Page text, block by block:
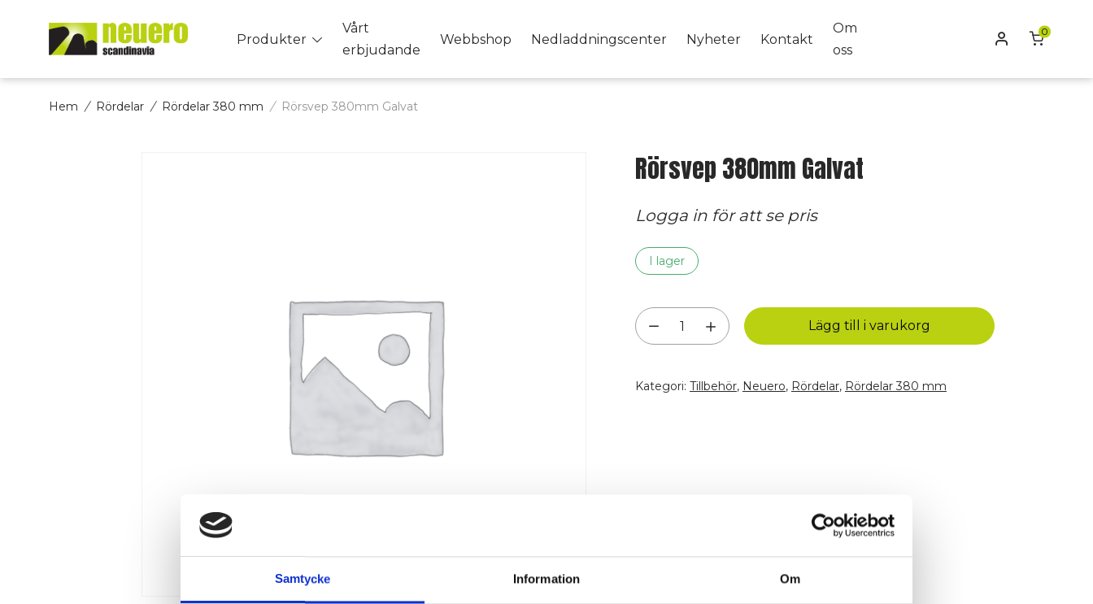
Samtycke Information Om
content
Produkter
Toggle
menu
Vårt
erbjudande
Webbshop Nedladdningscenter Nyheter Kontakt
Om
oss
Mitt konto
0
Hem / Rördelar / Rördelar 380 mm / Rörsvep 380mm Galvat
Rörsvep 380mm Galvat
Logga in för att se pris
I lager
Rörsvep
380mm
mängd
Lägg till i varukorg
Kategori: Tillbehör, Neuero, Rördelar, Rördelar 380 mm